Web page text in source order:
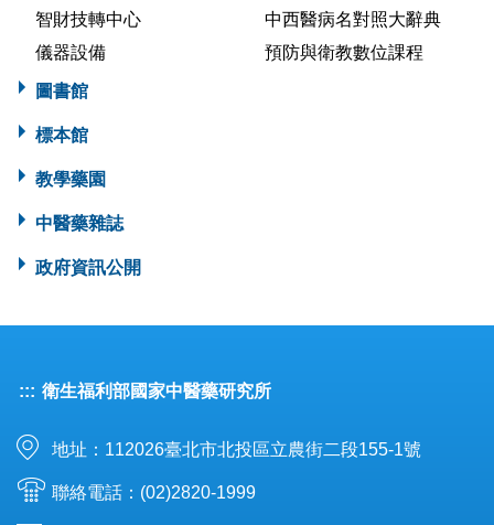
智財技轉中心
儀器設備
中西醫病名對照大辭典
預防與衛教數位課程
圖書館
標本館
教學藥園
中醫藥雜誌
政府資訊公開
::: 衛生福利部國家中醫藥研究所
地址：112026臺北市北投區立農街二段155-1號
聯絡電話：(02)2820-1999